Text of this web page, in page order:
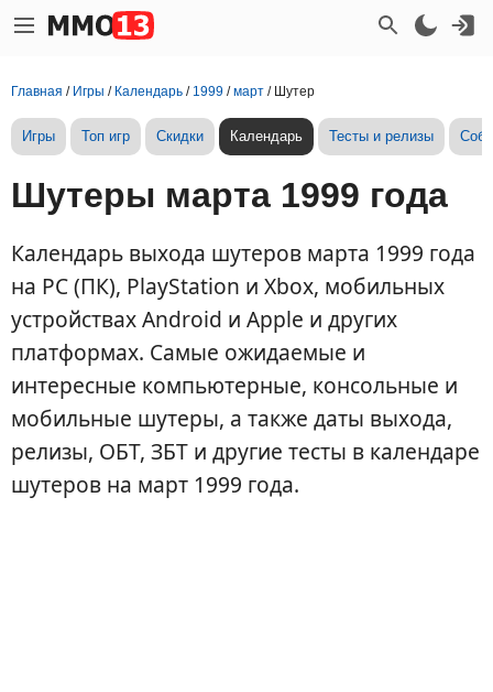
Главная / Игры / Календарь / 1999 /март / Шутер
Игры Топ игр Скидки Календарь Тесты и релизы
Шутеры марта 1999 года
Календарь выхода шутеров марта 1999 года
на PC (ПК), PlayStation и Xbox, мобильных
устройствах Android и Apple и других
платформах. Самые ожидаемые и
интересные компьютерные, консольные и
мобильные шутеры, а также даты выхода,
релизы, ОБТ, ЗБТ и другие тесты в календаре
шутеров на март 1999 года.